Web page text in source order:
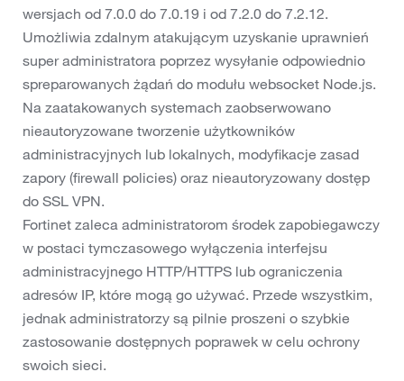
wersjach od 7.0.0 do 7.0.19 i od 7.2.0 do 7.2.12.
Umożliwia zdalnym atakującym uzyskanie uprawnień
super administratora poprzez wysyłanie odpowiednio
spreparowanych żądań do modułu websocket Node.js.
Na zaatakowanych systemach zaobserwowano
nieautoryzowane tworzenie użytkowników
administracyjnych lub lokalnych, modyfikacje zasad
zapory (firewall policies) oraz nieautoryzowany dostęp
do SSL VPN.
Fortinet zaleca administratorom środek zapobiegawczy
w postaci tymczasowego wyłączenia interfejsu
administracyjnego HTTP/HTTPS lub ograniczenia
adresów IP, które mogą go używać. Przede wszystkim,
jednak administratorzy są pilnie proszeni o szybkie
zastosowanie dostępnych poprawek w celu ochrony
swoich sieci.